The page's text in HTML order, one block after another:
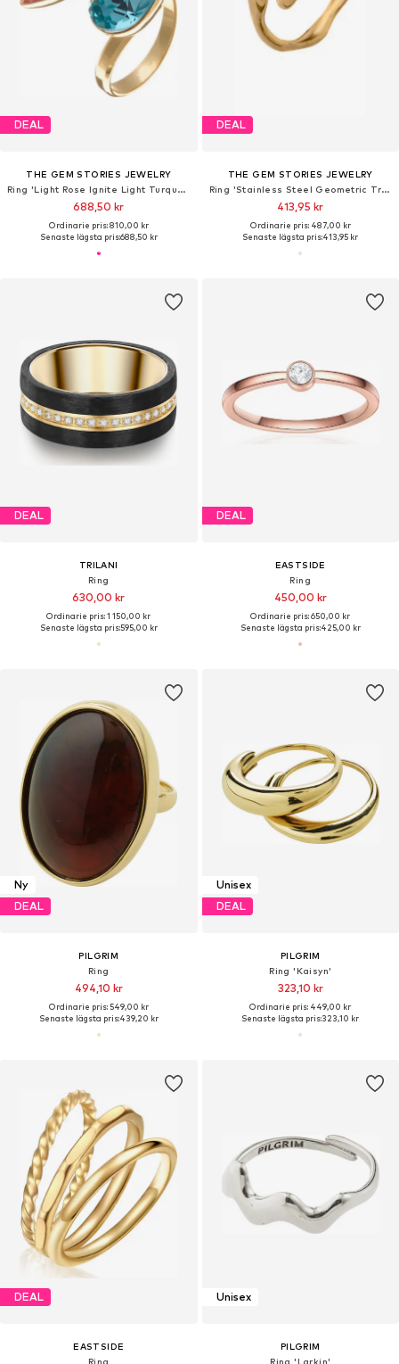
DEAL
THE GEM STORIES JEWELRY
Ring 'Light Rose Ignite Light Turquoise Ring - Adjustable'
688,50 kr
Ordinarie pris: 810,00 kr
Senaste lägsta pris:688,50 kr
DEAL
THE GEM STORIES JEWELRY
Ring 'Stainless Steel Geometric Trend Band Ring'
413,95 kr
Ordinarie pris: 487,00 kr
Senaste lägsta pris:413,95 kr
DEAL
TRILANI
Ring
630,00 kr
Ordinarie pris: 1 150,00 kr
Senaste lägsta pris:595,00 kr
DEAL
EASTSIDE
Ring
450,00 kr
Ordinarie pris: 650,00 kr
Senaste lägsta pris:425,00 kr
Ny
DEAL
PILGRIM
Ring
494,10 kr
Ordinarie pris: 549,00 kr
Senaste lägsta pris:439,20 kr
Unisex
DEAL
PILGRIM
Ring 'Kaisyn'
323,10 kr
Ordinarie pris: 449,00 kr
Senaste lägsta pris:323,10 kr
DEAL
EASTSIDE
Ring
Unisex
PILGRIM
Ring 'Larkin'